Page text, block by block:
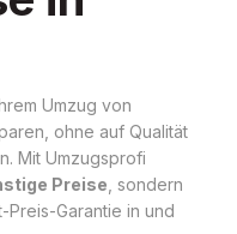
Umzug von
ohne auf Qualität
Mit Umzugsprofi
Preise , sondern
Garantie in und